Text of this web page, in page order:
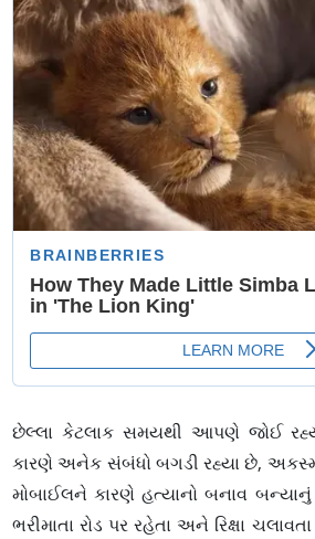
છેલ્લા કેટલાક સમયથી આપણે જોઈ
કારણે અનેક સંબંધો બગડી રહ્યા છે,
મોબાઈલને કારણે હત્યાનો બનાવ
ભરીમાતા રોડ પર રહેતા અને રિક્ષા